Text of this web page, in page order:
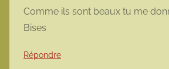
Comme ils sont beaux tu me
Bises
Répondre